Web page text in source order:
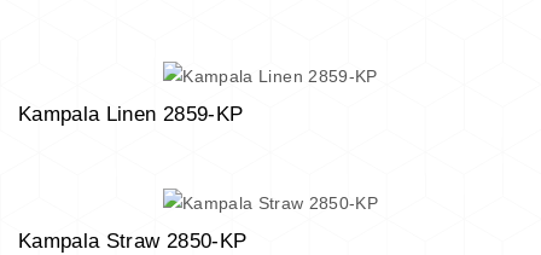
Kampala Linen 2859-KP
Kampala Straw 2850-KP